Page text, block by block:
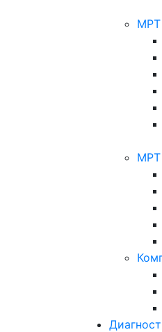
МРТ
МРТ